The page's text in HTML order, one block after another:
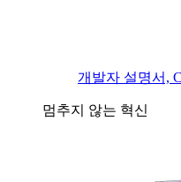
개발자 설명서,
멈추지 않는 혁신